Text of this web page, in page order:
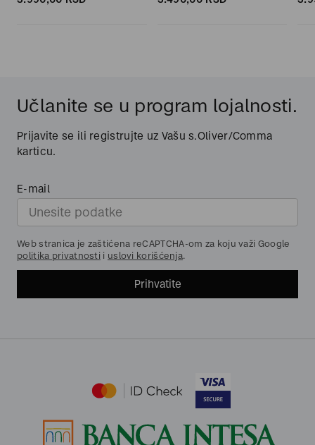
Učlanite se u program lojalnosti.
Prijavite se ili registrujte uz Vašu s.Oliver/Comma
karticu.
E-mail
Web stranica je zaštićena reCAPTCHA-om za koju važi Google
politika privatnosti i uslovi korišćenja.
Prihvatite